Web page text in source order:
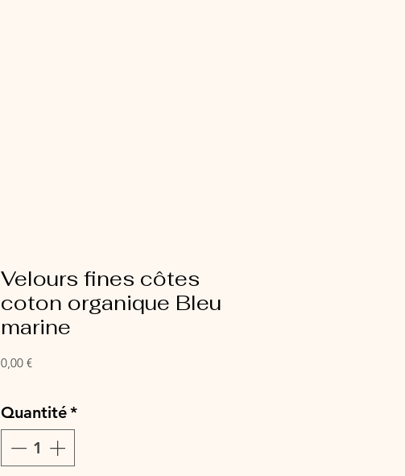
Velours fines côtes
coton organique Bleu
marine
0,00 €Prix
Quantité*